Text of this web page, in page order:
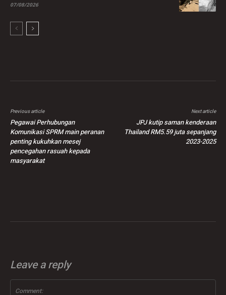
07/08/2026
Previous article
Pegawai Perhubungan
Komunikasi SPRM main peranan
penting kukuhkan mesej
pencegahan rasuah kepada
masyarakat
Next article
JPJ kutip saman kenderaan
Thailand RM5.59 juta sepanjang
2023-2025
Leave a reply